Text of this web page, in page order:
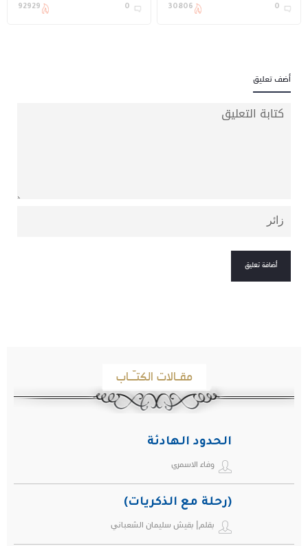
0
30806
0
92929
أضف تعليق
مقـالات الكتـّـاب
الحدود الهادئة
وفاء الاسمري
(رحلة مع الذكريات)
بقلم| بقيش سليمان الشعباني